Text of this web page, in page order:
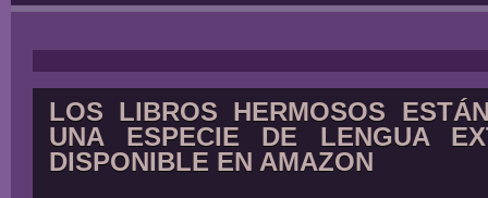
LOS LIBROS HERMOSOS
UNA ESPECIE DE LENGUA
DISPONIBLE EN AMAZON